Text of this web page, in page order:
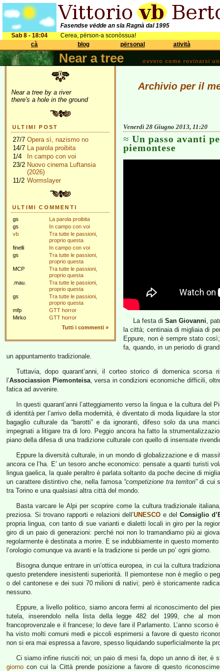
Fasendse vëdde an sla Ragnà dal 1995
Sab 8 - 18:04
Cerea, përson-a sconòssua!
cà
blog përsonal atività
Near a tree ovvero come rovinarsi
Near a tree by a river
there's a hole in the ground
ULTIMI POST
27/7 Opera sì, nazismo no
14/7 La parola proibita
1/4
In campo con voi
23/2 Nuovo cinema Luftansia
(2026)
11/2 Wormslayer
ULTIMI COMMENTI
gs
La parola proibita
gs
In campo con voi
vb
Tra tutte le passioni,
proprio questa
finelli
In campo con voi
gs
Tra tutte le passioni,
proprio questa
MCP
Tra tutte le passioni,
proprio questa
.mau.
Tra tutte le passioni,
proprio questa
gs
Tra tutte le passioni,
proprio questa
mfp
GTT horror
Mirko
GTT horror
Tutti i commenti »
Archivio per il
Venerdì 28 Giugno 2013, 11:20
Un passo avanti
piemontese
La festa di San Giovanni,
la città; centinaia di migliaia di
Eppure, non è sempre stato
fa, quando, in un periodo di
un appuntamento tradizionale.
Tuttavia, dopo quarant’anni, il corteo storico di domenica scorsa
l’Associassion Piemonteisa, versa in condizioni economiche difficili,
fatica ad avvenire.
In questi quarant’anni l’atteggiamento verso la lingua e la cultura
di identità per l’arrivo della modernità, è diventato di moda liquidare la
bagaglio culturale da “barotti” e da ignoranti, difeso solo da una
impegnati a litigare tra di loro. Peggio ancora ha fatto la
piano della difesa di una tradizione culturale con quello di insensate
Eppure la diversità culturale, in un mondo di globalizzazione e di
ancora ce l’ha. E’ un tesoro anche economico: pensate a quanti turisti
lingua gaelica, la quale peraltro è parlata soltanto da poche decine di
un carattere distintivo che, nella famosa “competizione tra territori”di cui
tra Torino e una qualsiasi altra città del mondo.
Basta varcare le Alpi per scoprire come la cultura tradizionale
preziosa. Si trovano rapporti e relazioni dell’UNESCO e del Consiglio
propria lingua, con tanto di sue varianti e dialetti locali in giro per la
giro di un paio di generazioni: perché noi non lo tramandiamo più ai
regolarmente è destinata a morire. E se indubbiamente in questo
l’orologio comunque va avanti e la tradizione si perde un po’ ogni giorno.
Bisogna dunque entrare in un’ottica europea, in cui la cultura
questo pretendere inesistenti superiorità. Il piemontese non è meglio o
o del cantonese e dei suoi 70 milioni di nativi; però è storicamente
nessuno.
Eppure, a livello politico, siamo ancora fermi al riconoscimento del
tutela, inserendolo nella lista della legge 482 del 1999, che al
francoprovenzale e il francese; lo deve fare il Parlamento. L’anno scorso
ha visto molti comuni medi e piccoli esprimersi a favore di questo
non si era mai espressa a favore, spesso liquidando superficialmente la
Ci siamo infine riusciti noi; un paio di mesi fa, dopo un anno di iter, è
giorno con cui la Città prende posizione a favore di questo